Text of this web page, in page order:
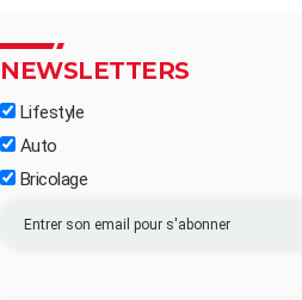
NEWSLETTERS
Lifestyle
Auto
Bricolage